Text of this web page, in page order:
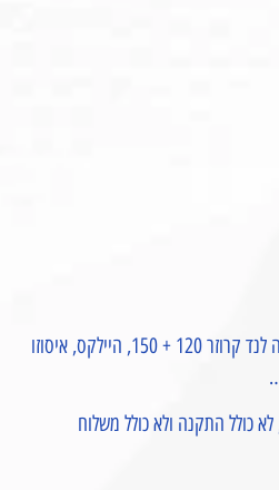
מתאים לרכבים הבאים : טויוטה לנד קרוזר 120 + 150, היילקס, איסוזו